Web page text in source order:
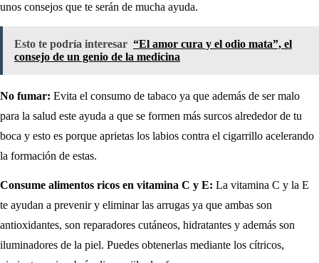
unos consejos que te serán de mucha ayuda.
Esto te podría interesar “El amor cura y el odio mata”, el
consejo de un genio de la medicina
No fumar: Evita el consumo de tabaco ya que además de ser malo
para la salud este ayuda a que se formen más surcos alrededor de tu
boca y esto es porque aprietas los labios contra el cigarrillo acelerando
la formación de estas.
Consume alimentos ricos en vitamina C y E: La vitamina C y la E
te ayudan a prevenir y eliminar las arrugas ya que ambas son
antioxidantes, son reparadores cutáneos, hidratantes y además son
iluminadores de la piel. Puedes obtenerlas mediante los cítricos,